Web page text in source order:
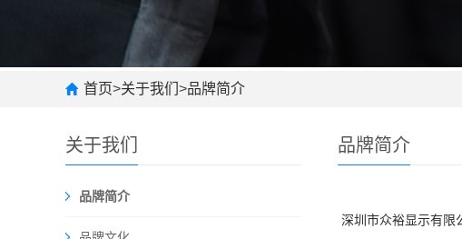
首页>关于我们 >品牌简介
关于我们
品牌简介
品牌简介
深圳市众裕显示有限